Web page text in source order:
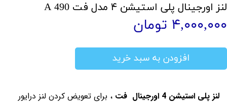
لنز اورجینال پلی استیشن ۴ مدل فت 490 A
۴,۰۰۰,۰۰۰ تومان
افزودن به سبد خرید
لنز پلی استیشن 4 اورجینال فت
، برای تعویض کردن لنز درایور